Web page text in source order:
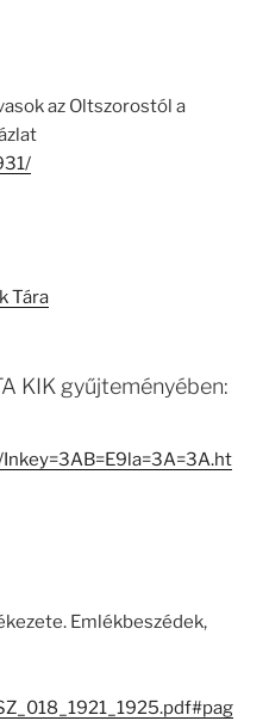
az Oltszorostól a
Tára
KIK gyűjteményében:
Emlékbeszédek,